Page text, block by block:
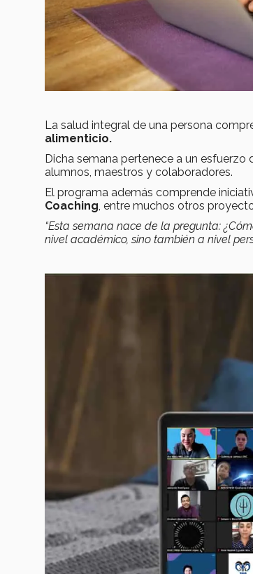
La salud integral de una persona
alimenticio.
Dicha semana pertenece a un esfuerzo
alumnos, maestros y colaboradores.
El programa además comprende
Coaching , entre muchos otros
“Esta semana nace de la pregunta:
nivel académico, sino también a nivel